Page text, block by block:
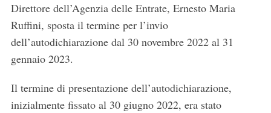
Direttore dell’Agenzia delle Entrate, Ernesto Maria
Ruffini, sposta il termine per l’invio
dell’autodichiarazione dal 30 novembre 2022 al 31
gennaio 2023.
Il termine di presentazione dell’autodichiarazione,
inizialmente fissato al 30 giugno 2022, era stato